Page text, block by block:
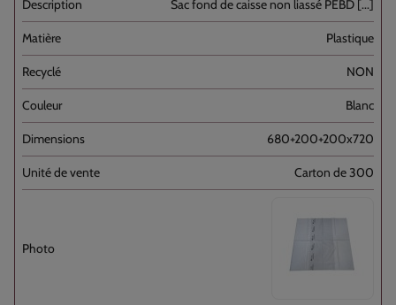
Sac fond de caisse non liassé PEBD [...]
Plastique
NON
Blanc
680+200+200x720
Carton de 300